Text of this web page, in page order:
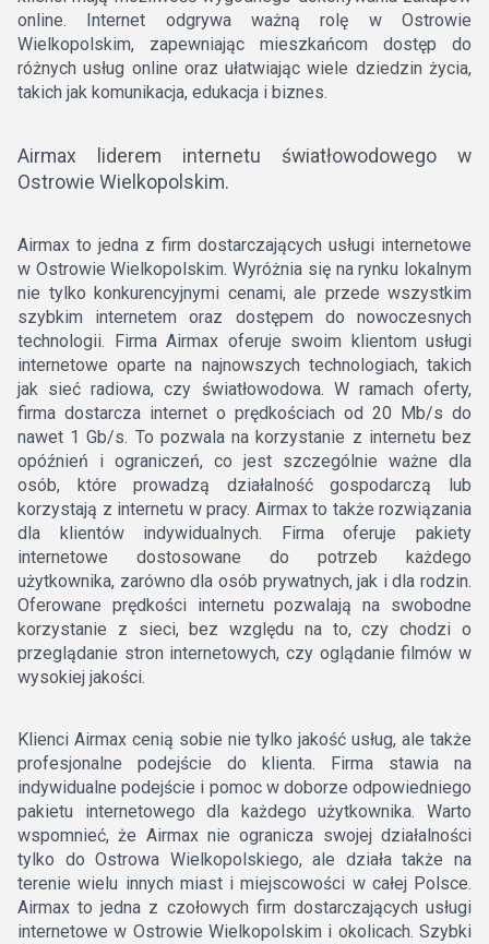
online. Internet odgrywa ważną rolę w Ostrowie
Wielkopolskim, zapewniając mieszkańcom dostęp do
różnych usług online oraz ułatwiając wiele dziedzin życia,
takich jak komunikacja, edukacja i biznes.
Airmax liderem internetu światłowodowego w
Ostrowie Wielkopolskim.
Airmax to jedna z firm dostarczających usługi internetowe
w Ostrowie Wielkopolskim. Wyróżnia się na rynku lokalnym
nie tylko konkurencyjnymi cenami, ale przede wszystkim
szybkim internetem oraz dostępem do nowoczesnych
technologii. Firma Airmax oferuje swoim klientom usługi
internetowe oparte na najnowszych technologiach, takich
jak sieć radiowa, czy światłowodowa. W ramach oferty,
firma dostarcza internet o prędkościach od 20 Mb/s do
nawet 1 Gb/s. To pozwala na korzystanie z internetu bez
opóźnień i ograniczeń, co jest szczególnie ważne dla
osób, które prowadzą działalność gospodarczą lub
korzystają z internetu w pracy. Airmax to także rozwiązania
dla klientów indywidualnych. Firma oferuje pakiety
internetowe dostosowane do potrzeb każdego
użytkownika, zarówno dla osób prywatnych, jak i dla rodzin.
Oferowane prędkości internetu pozwalają na swobodne
korzystanie z sieci, bez względu na to, czy chodzi o
przeglądanie stron internetowych, czy oglądanie filmów w
wysokiej jakości.
Klienci Airmax cenią sobie nie tylko jakość usług, ale także
profesjonalne podejście do klienta. Firma stawia na
indywidualne podejście i pomoc w doborze odpowiedniego
pakietu internetowego dla każdego użytkownika. Warto
wspomnieć, że Airmax nie ogranicza swojej działalności
tylko do Ostrowa Wielkopolskiego, ale działa także na
terenie wielu innych miast i miejscowości w całej Polsce.
Airmax to jedna z czołowych firm dostarczających usługi
internetowe w Ostrowie Wielkopolskim i okolicach. Szybki